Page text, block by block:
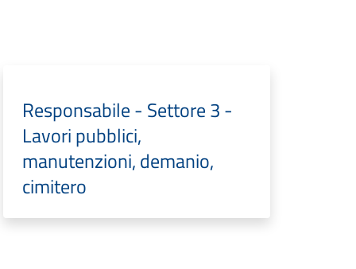
Responsabile - Settore 3 -
Lavori pubblici,
manutenzioni, demanio,
cimitero